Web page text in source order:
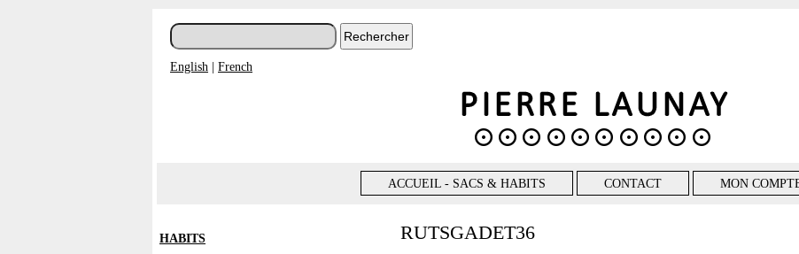
English | French
ACCUEIL - SACS & HABITS CONTACT MON
HABITS RUTSGADET36